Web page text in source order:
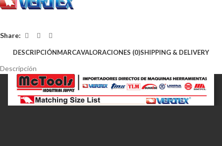
Share:
DESCRIPCIÓNMARCAVALORACIONES (0)SHIPPING & DELIVERY
Descripción